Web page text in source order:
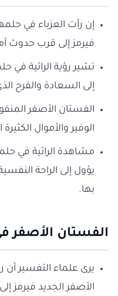
إن رأت العزباء في
فيرمز إلى قرب حدوث
تشير رؤية الرائية في
إلى السعادة والفرح
الفستان الأصفر
الوفير والأموال
مشاهدة الرائية في
يؤول إلى الراحة
بها.
الفستان الأصفر
يرى علماء التفسير أن
الأصفر الجديد فيرمز